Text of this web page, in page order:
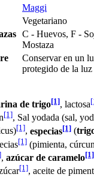
Maggi
Vegetariano
C - Huevos, F -
Mostaza
Conservar en un
protegido de la luz
de trigo[1], lactosa
[1], Sal yodada (sal,
[1], especias[1] (
[1] (pimienta,
, azúcar de caramelo[1]
[1], aceite de